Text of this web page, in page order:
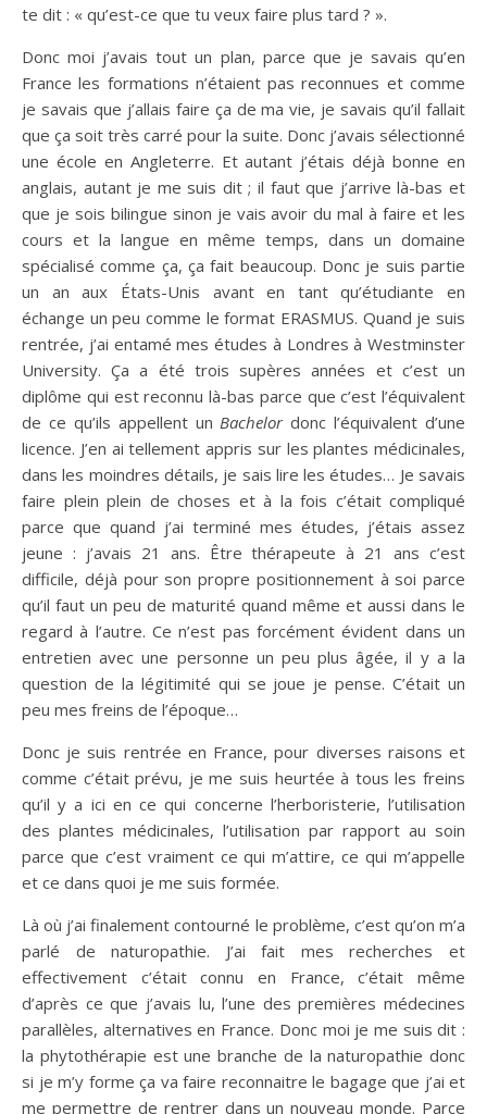
te dit : « qu’est-ce que tu veux faire plus tard ? ».
Donc moi j’avais tout un plan, parce que je savais qu’en
France les formations n’étaient pas reconnues et comme
je savais que j’allais faire ça de ma vie, je savais qu’il fallait
que ça soit très carré pour la suite. Donc j’avais sélectionné
une école en Angleterre. Et autant j’étais déjà bonne en
anglais, autant je me suis dit ; il faut que j’arrive là-bas et
que je sois bilingue sinon je vais avoir du mal à faire et les
cours et la langue en même temps, dans un domaine
spécialisé comme ça, ça fait beaucoup. Donc je suis partie
un an aux États-Unis avant en tant qu’étudiante en
échange un peu comme le format ERASMUS. Quand je suis
rentrée, j’ai entamé mes études à Londres à Westminster
University. Ça a été trois supères années et c’est un
diplôme qui est reconnu là-bas parce que c’est l’équivalent
de ce qu’ils appellent un Bachelordonc l’équivalent d’une
licence. J’en ai tellement appris sur les plantes médicinales,
dans les moindres détails, je sais lire les études… Je savais
faire plein plein de choses et à la fois c’était compliqué
parce que quand j’ai terminé mes études, j’étais assez
jeune : j’avais 21 ans. Être thérapeute à 21 ans c’est
difficile, déjà pour son propre positionnement à soi parce
qu’il faut un peu de maturité quand même et aussi dans le
regard à l’autre. Ce n’est pas forcément évident dans un
entretien avec une personne un peu plus âgée, il y a la
question de la légitimité qui se joue je pense. C’était un
peu mes freins de l’époque…
Donc je suis rentrée en France, pour diverses raisons et
comme c’était prévu, je me suis heurtée à tous les freins
qu’il y a ici en ce qui concerne l’herboristerie, l’utilisation
des plantes médicinales, l’utilisation par rapport au soin
parce que c’est vraiment ce qui m’attire, ce qui m’appelle
et ce dans quoi je me suis formée.
Là où j’ai finalement contourné le problème, c’est qu’on m’a
parlé de naturopathie. J’ai fait mes recherches et
effectivement c’était connu en France, c’était même
d’après ce que j’avais lu, l’une des premières médecines
parallèles, alternatives en France. Donc moi je me suis dit :
la phytothérapie est une branche de la naturopathie donc
si je m’y forme ça va faire reconnaitre le bagage que j’ai et
me permettre de rentrer dans un nouveau monde. Parce